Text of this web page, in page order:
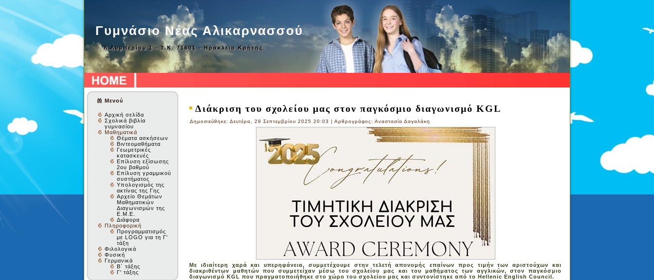
Γυμνάσιο Νέας Αλικαρνασσού
Λ.Λυμπερίου 1 - Τ.Κ. 71601 - Ηράκλειο Κρήτης
Μενού
Αρχική σελίδα
Σχολικά βιβλία
γυμνασίου
Μαθηματικά
Θέματα ασκήσεων
Βιντεομαθήματα
Γεωμετρικές
κατασκευές
Επίλυση εξίσωσης
2ου βαθμού
Επίλυση γραμμικού
συστήματος
Υπολογισμός της
ακτίνας της Γης
Αρχείο Θεμάτων
Μαθηματικών
Διαγωνισμών της
Ε.Μ.Ε.
Διάφορα
Πληροφορική
Προγραμματισμός
με LOGO για τη Γ'
τάξη
Φιλολογικά
Φυσική
Γερμανικά
Β΄ τάξης
Γ' τάξης
Διάκριση του σχολείου μας στον παγκόσμιο διαγωνισμό KGL
Δημοσιεύθηκε: Δευτέρα, 29 Σεπτεμβρίου 2025 20:03 | Αρθρογράφος: Αναστασία Δαγαλάκη
Με ιδιαίτερη χαρά και υπερηφάνεια, συμμετέχουμε στην τελετή απονομής επαίνων προς τιμήν των αριστούχων και
διακριθέντων μαθητών που συμμετείχαν μέσω του σχολείου μας και του μαθήματος των αγγλικών, στον παγκόσμιο
διαγωνισμό KGL που πραγματοποιήθηκε στο χώρο του σχολείου μας και συντονίστηκε από το Hellenic English Council.